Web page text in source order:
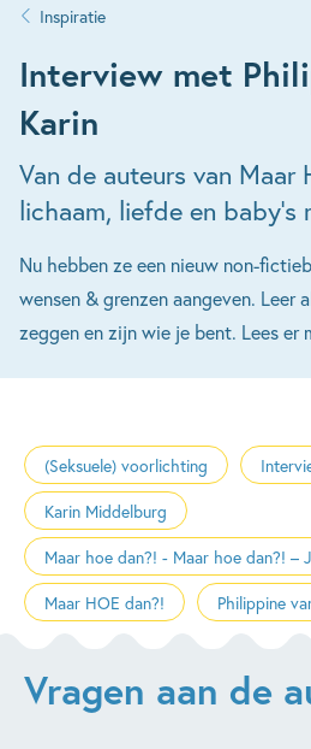
Inspiratie
Interview met
Karin
Van de auteurs van Maar
lichaam, liefde en baby's
Nu hebben ze een nieuw non-
wensen & grenzen aangeven. Leer
zeggen en zijn wie je bent. Lees er
(Seksuele) voorlichting
Karin Middelburg
Maar hoe dan?! - Maar hoe dan?! –
Maar HOE dan?!
Philippine
Vragen aan de